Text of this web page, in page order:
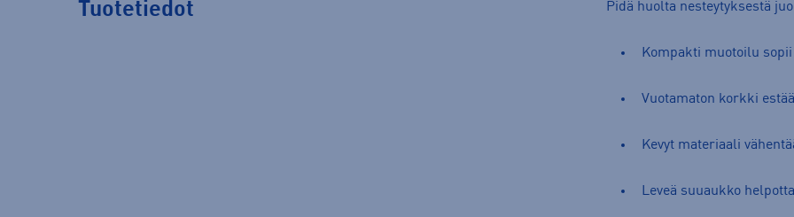
Tuotetiedot Pidä huolta nesteytyksestä
Kompakti muotoilu
Vuotamaton korkki
Kevyt materiaali
Leveä suuaukko